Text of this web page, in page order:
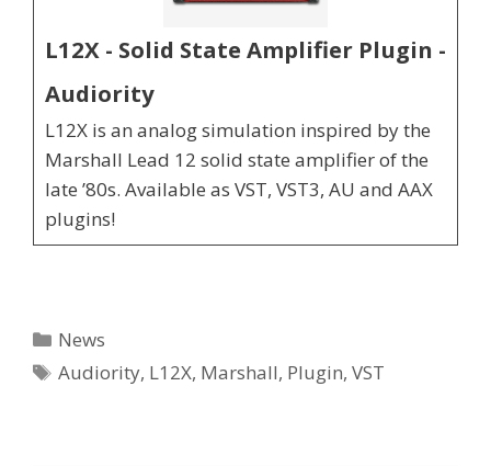
L12X - Solid State Amplifier Plugin -
Audiority
L12X is an analog simulation inspired by the
Marshall Lead 12 solid state amplifier of the
late ’80s. Available as VST, VST3, AU and AAX
plugins!
Categorie
News
Tag
Audiority, L12X, Marshall, Plugin,VST